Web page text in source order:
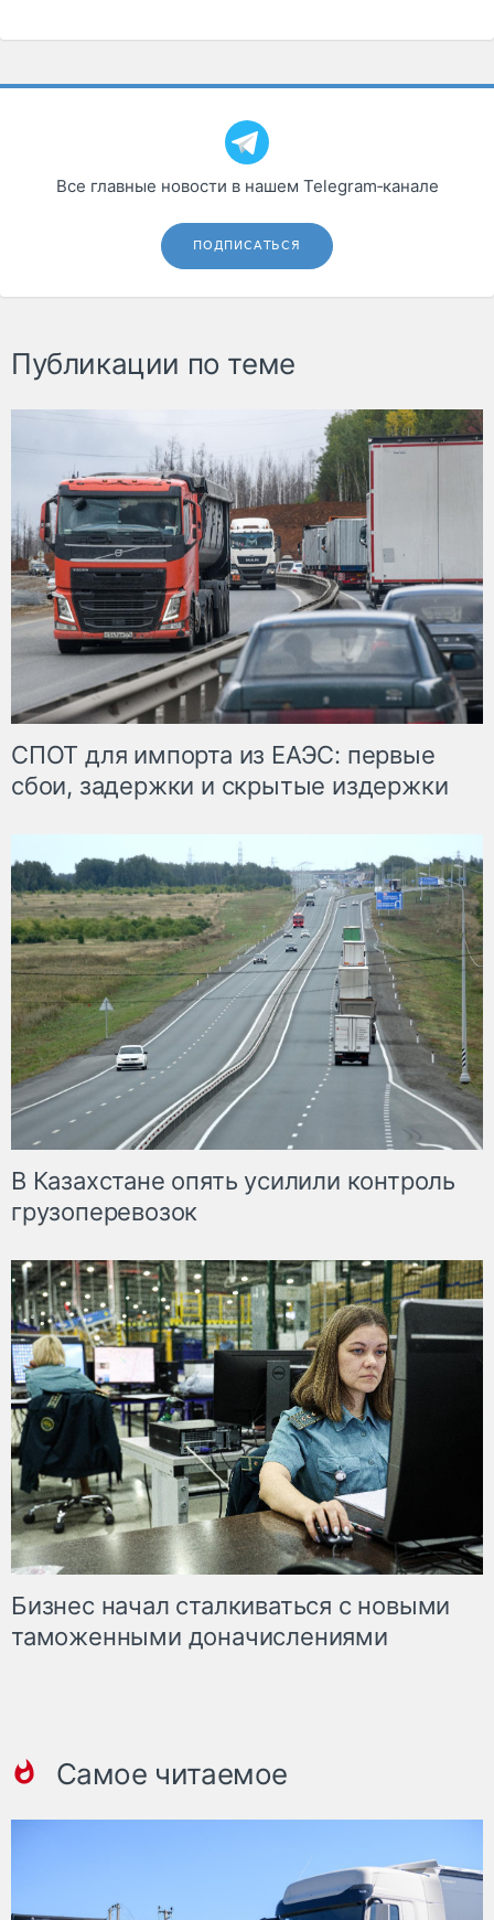
Все главные новости в нашем Telegram‑канале
ПОДПИСАТЬСЯ
Публикации по теме
СПОТ для импорта из ЕАЭС: первые
сбои, задержки и скрытые издержки
В Казахстане опять усилили контроль
грузоперевозок
Бизнес начал сталкиваться с новыми
таможенными доначислениями
Самое читаемое